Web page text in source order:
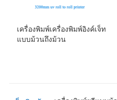
เครื่องพิมพ์เครื่องพิมพ์อิงค์เจ็ท
แบบม้วนถึงม้วน